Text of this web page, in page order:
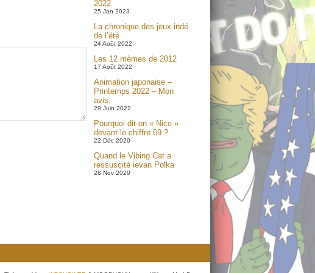
2022
25 Jan 2023
La chronique des jeux indé
de l’été
24 Août 2022
Les 12 mèmes de 2012
17 Août 2022
Animation japonaise –
Printemps 2022 – Mon
avis.
29 Juin 2022
Pourquoi dit-on « Nice »
devant le chiffre 69 ?
22 Déc 2020
Quand le Vibing Cat a
ressuscité ievan Polka
28 Nov 2020